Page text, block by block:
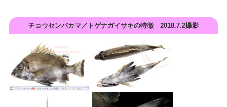
チョウセンバカマ／トゲナガイサキの特徴 2018.7.2撮影